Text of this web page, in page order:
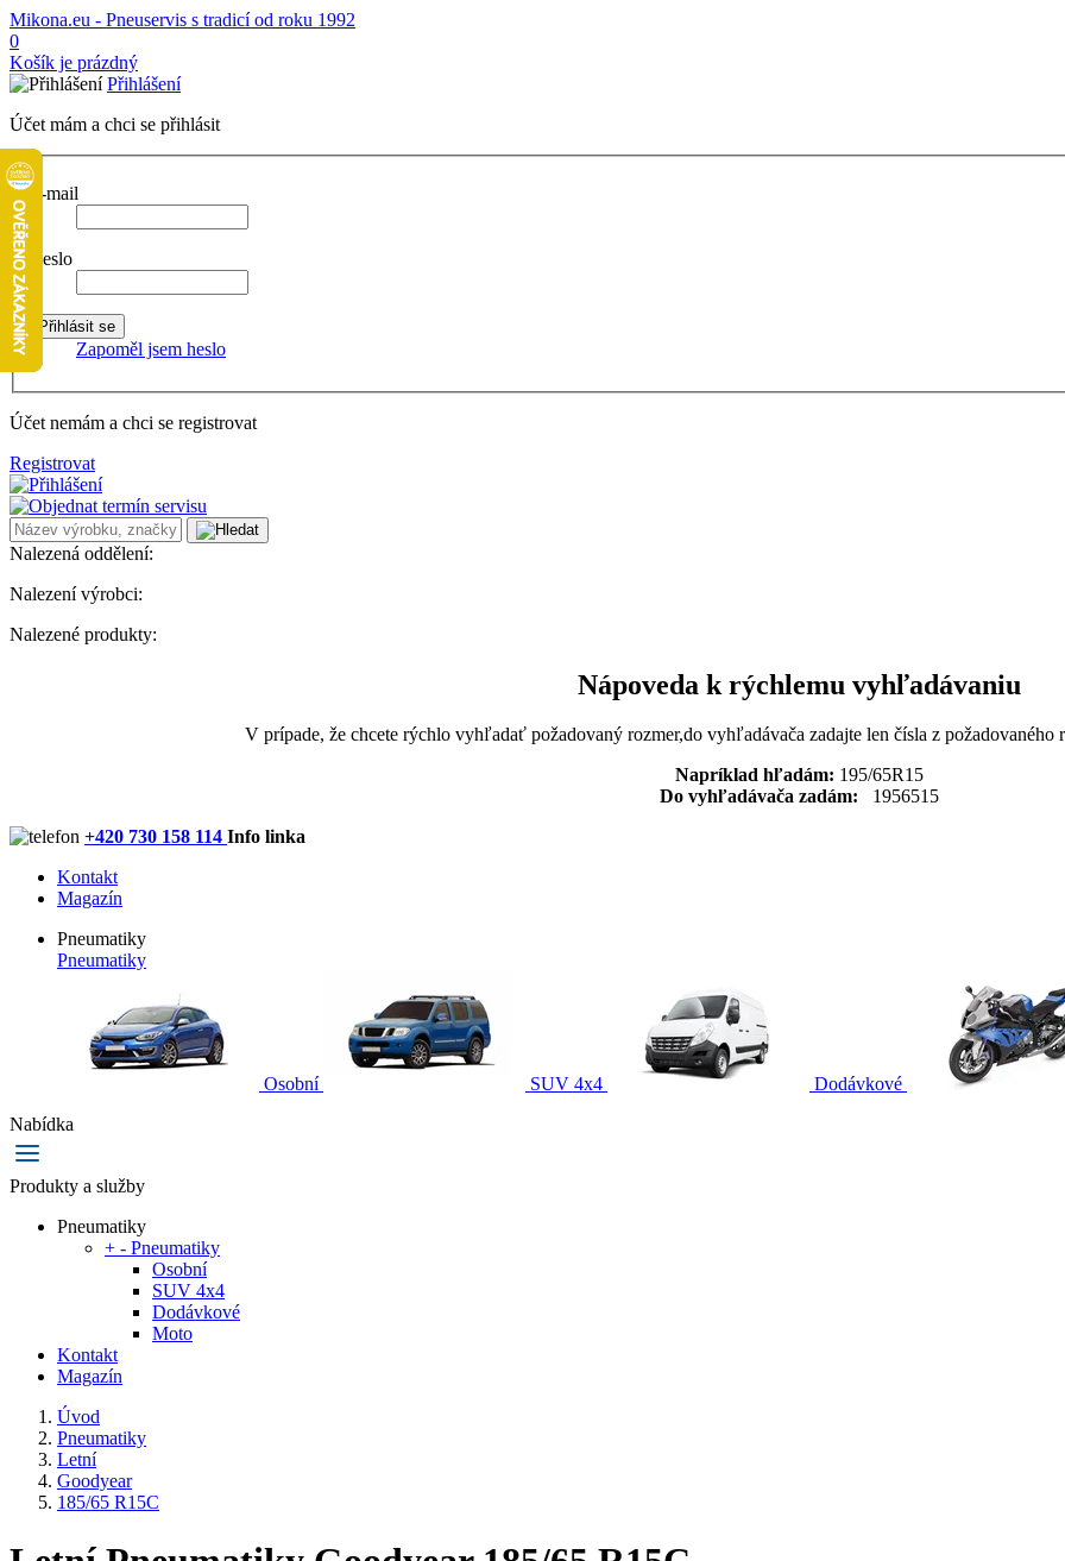
Mikona.eu - Pneuservis s tradicí od roku 1992
0
Košík je prázdný
Přihlášení
Účet mám a chci se přihlásit
E-mail
Heslo
Zapoměl jsem heslo
Účet nemám a chci se registrovat
Registrovat
Nalezená oddělení:
Nalezení výrobci:
Nalezené produkty:
Nápoveda k rýchlemu vyhľadávaniu
V prípade, že chcete rýchlo vyhľadať požadovaný rozmer,do vyhľadávača zadajte len čísla z
Napríklad hľadám: 195/65R15
Do vyhľadávača zadám: 1956515
+420 730 158 114 Info linka
Kontakt
Magazín
Pneumatiky
Pneumatiky
Osobní SUV 4x4
Dodávkové
Nabídka
Produkty a služby
Pneumatiky
+ - Pneumatiky
Osobní
SUV 4x4
Dodávkové
Moto
Kontakt
Magazín
Úvod
Pneumatiky
Letní
Goodyear
185/65 R15C